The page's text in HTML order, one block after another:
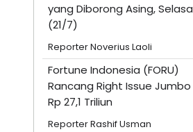
yang Diborong Asing, Selasa
(21/7)
Reporter Noverius Laoli
Fortune Indonesia (FORU)
Rancang Right Issue Jumbo
Rp 27,1 Triliun
Reporter Rashif Usman